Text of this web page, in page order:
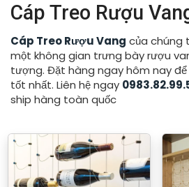
Cáp Treo Rượu
Cáp Treo Rượu Vang của chúng
một không gian trưng bày rượu
tượng. Đặt hàng ngay hôm nay
tốt nhất. Liên hệ ngay
ship hàng toàn quốc